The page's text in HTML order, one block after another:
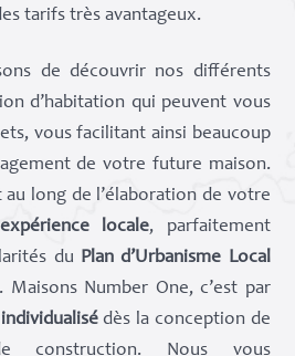
tarifs très avantageux.
de découvrir nos différents
d’habitation qui peuvent vous
vous facilitant ainsi beaucoup
de votre future maison.
au long de l’élaboration de votre
locale, parfaitement
du Plan d’Urbanisme Local
. Maisons Number One, c’est par
dès la conception de
construction. Nous vous